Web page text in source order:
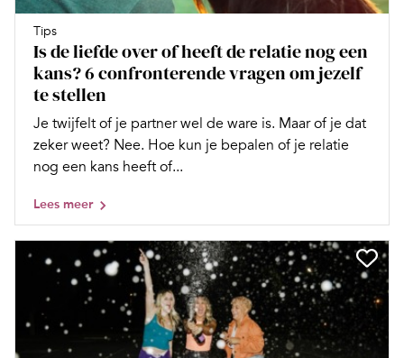
Tips
Is de liefde over of heeft de relatie nog een
kans? 6 confronterende vragen om jezelf
te stellen
Je twijfelt of je partner wel de ware is. Maar of je dat
zeker weet? Nee. Hoe kun je bepalen of je relatie
nog een kans heeft of...
Lees meer